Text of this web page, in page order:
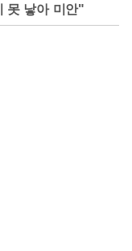
못 낳아 미안"